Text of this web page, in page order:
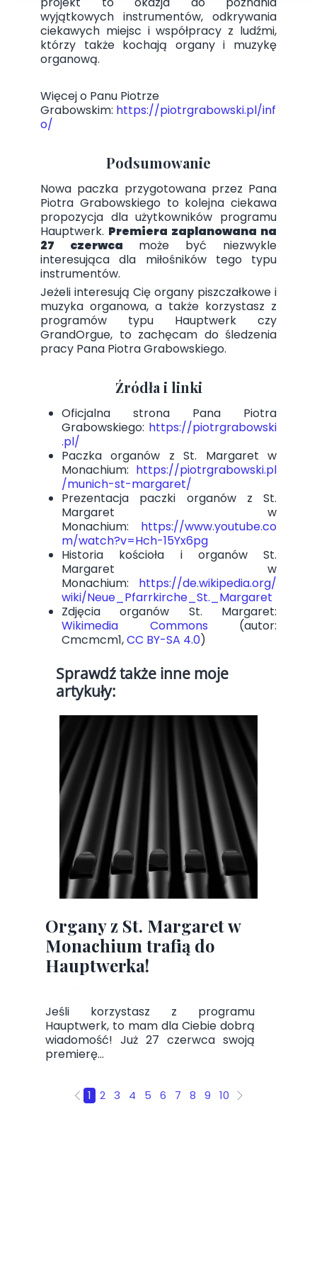
wyjątkowych instrumentów, odkrywania
ciekawych miejsc i współpracy z ludźmi,
którzy także kochają organy i muzykę
organową.
Więcej o Panu Piotrze
Grabowskim: https://piotrgrabowski.pl/inf
o/
Podsumowanie
Nowa paczka przygotowana przez Pana
Piotra Grabowskiego to kolejna ciekawa
propozycja dla użytkowników programu
Hauptwerk. Premiera zaplanowana na
27 czerwca
może być niezwykle
interesująca dla miłośników tego typu
instrumentów.
Jeżeli interesują Cię organy piszczałkowe i
muzyka organowa, a także korzystasz z
programów typu Hauptwerk czy
GrandOrgue, to zachęcam do śledzenia
pracy Pana Piotra Grabowskiego.
Źródła i linki
Oficjalna strona Pana Piotra
Grabowskiego: https://piotrgrabowski
.pl/
Paczka organów z St. Margaret w
Monachium: https://piotrgrabowski.pl
/munich-st-margaret/
Prezentacja paczki organów z St.
Margaret w
Monachium: https://www.youtube.co
m/watch?v=Hch-15Yx6pg
Historia kościoła i organów St.
Margaret w
Monachium: https://de.wikipedia.org/
wiki/Neue_Pfarrkirche_St._Margaret
Zdjęcia organów St. Margaret:
Wikimedia Commons (autor:
Cmcmcm1,CC BY-SA 4.0)
Sprawdź także inne moje
artykuły:
Organy z St. Margaret w
Monachium trafią do
Hauptwerka!
Jeśli korzystasz z programu
Hauptwerk, to mam dla Ciebie dobrą
wiadomość! Już 27 czerwca swoją
premierę...
1 2 3 4 5 6 7 8 9 10